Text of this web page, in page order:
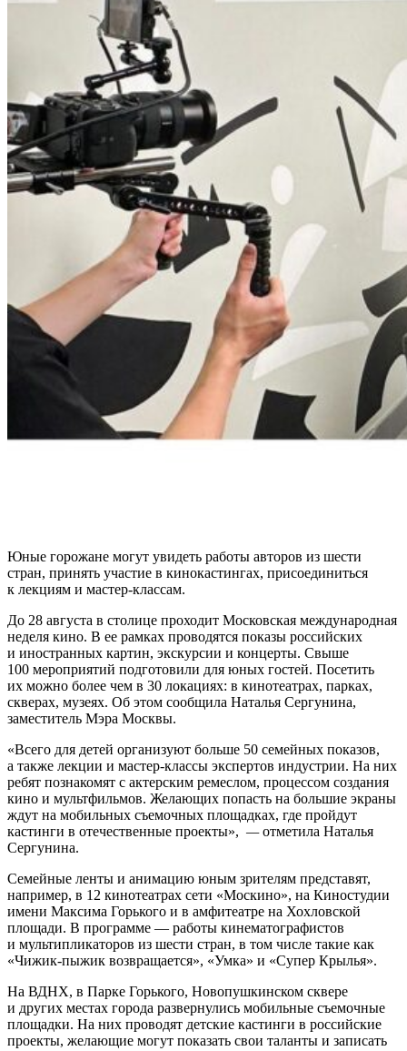
Юные горожане могут увидеть работы авторов из шести
стран, принять участие в кинокастингах, присоединиться
к лекциям и мастер-классам.
До 28 августа в столице проходит Московская международная
неделя кино. В ее рамках проводятся показы российских
и иностранных картин, экскурсии и концерты. Свыше
100 мероприятий подготовили для юных гостей. Посетить
их можно более чем в 30 локациях: в кинотеатрах, парках,
скверах, музеях. Об этом сообщила Наталья Сергунина,
заместитель Мэра Москвы.
«Всего для детей организуют больше 50 семейных показов,
а также лекции и мастер-классы экспертов индустрии. На них
ребят познакомят с актерским ремеслом, процессом создания
кино и мультфильмов. Желающих попасть на большие экраны
ждут на мобильных съемочных площадках, где пройдут
кастинги в отечественные проекты», —отметила Наталья
Сергунина.
Семейные ленты и анимацию юным зрителям представят,
например, в 12 кинотеатрах сети «Москино», на Киностудии
имени Максима Горького и в амфитеатре на Хохловской
площади. В программе — работы кинематографистов
и мультипликаторов из шести стран, в том числе такие как
«Чижик-пыжик возвращается», «Умка» и «Супер Крылья».
На ВДНХ, в Парке Горького, Новопушкинском сквере
и других местах города развернулись мобильные съемочные
площадки. На них проводят детские кастинги в российские
проекты, желающие могут показать свои таланты и записать